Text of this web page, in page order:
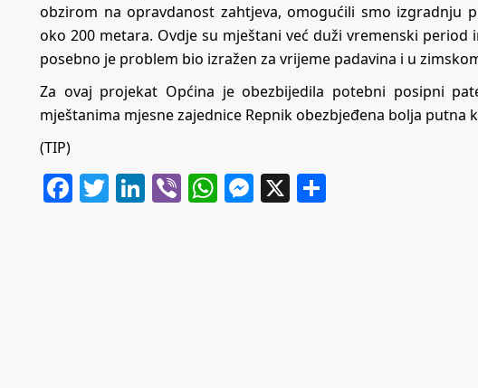
obzirom na opravdanost zahtjeva, omogućili smo izgradnju
oko 200 metara. Ovdje su mještani već duži vremenski
posebno je problem bio izražen za vrijeme padavina i u
Za ovaj projekat Općina je obezbijedila potebni posipni
mještanima mjesne zajednice Repnik obezbjeđena bolja putna
(TIP)
Facebook
Twitter
LinkedIn
ViberWhatsApp
Messenger
X